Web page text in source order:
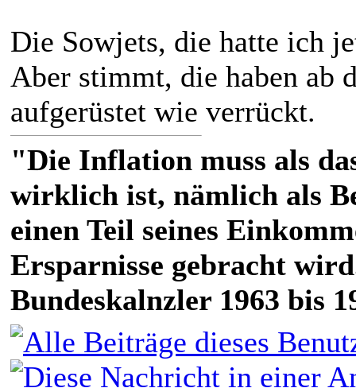
Die Sowjets, die hatte ich
Aber stimmt, die haben ab
aufgerüstet wie verrückt.
"Die Inflation muss als
wirklich ist, nämlich als
einen Teil seines
Ersparnisse gebracht
Bundeskalnzler 1963 bis